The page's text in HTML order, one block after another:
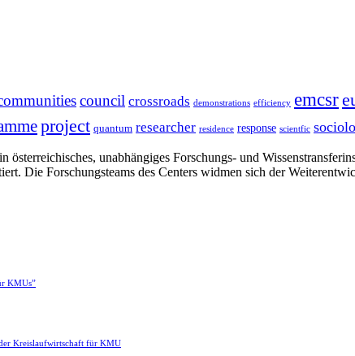
council crossroads demonstrations efficiency emcsr
project quantum researcher residence response scientfic
unabhängiges Forschungs- und
Die Forschungsteams des Centers widmen sich der
KMUs”
Kreislaufwirtschaft für KMU